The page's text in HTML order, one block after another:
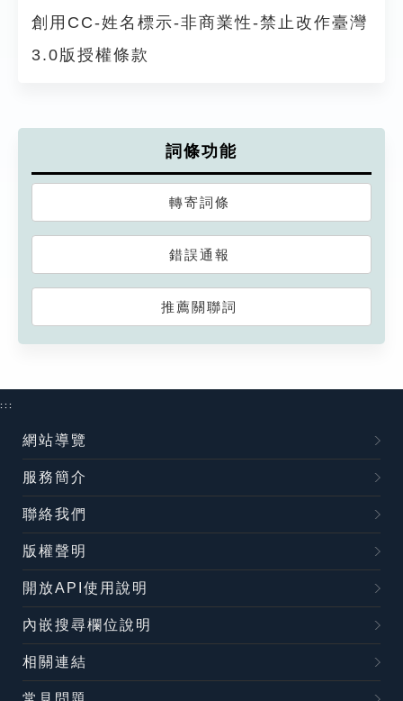
創用CC-姓名標示-非商業性-禁止改作臺灣
3.0版授權條款
詞條功能
轉寄詞條
錯誤通報
推薦關聯詞
:::
網站導覽
服務簡介
聯絡我們
版權聲明
開放API使用說明
內嵌搜尋欄位說明
相關連結